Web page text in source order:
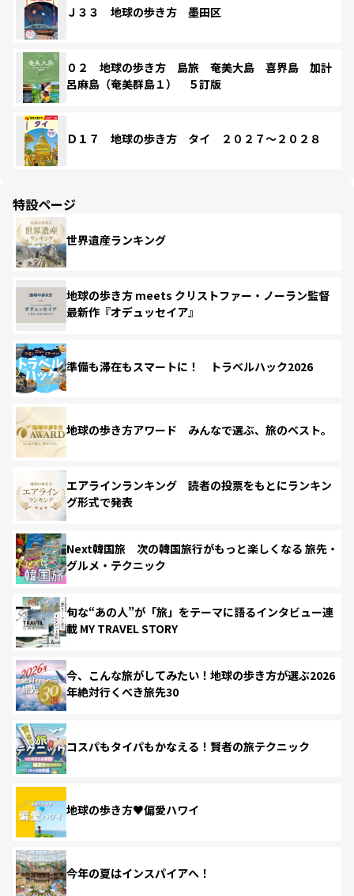
Ｊ３３ 地球の歩き方 墨田区
０２ 地球の歩き方 島旅 奄美大島 喜界島 加計
呂麻島（奄美群島１） ５訂版
Ｄ１７ 地球の歩き方 タイ ２０２７～２０２８
特設ページ
世界遺産ランキング
地球の歩き方 meets クリストファー・ノーラン監督
最新作『オデュッセイア』
準備も滞在もスマートに！ トラベルハック2026
地球の歩き方アワード みんなで選ぶ、旅のベスト。
エアラインランキング 読者の投票をもとにランキン
グ形式で発表
Next韓国旅 次の韓国旅行がもっと楽しくなる 旅先・
グルメ・テクニック
旬な“あの人”が「旅」をテーマに語るインタビュー連
載 MY TRAVEL STORY
今、こんな旅がしてみたい！地球の歩き方が選ぶ2026
年絶対行くべき旅先30
コスパもタイパもかなえる！賢者の旅テクニック
地球の歩き方♥偏愛ハワイ
今年の夏はインスパイアへ！